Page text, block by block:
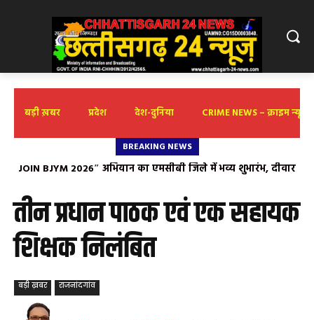
बड़ी ख़बर प्रदेश देश-दुनिया CRIME NEWS – क्राइम न्यूज़
BREAKING NEWS
JOIN BJYM 2026″ अभियान का एमसीबी जिले में भव्य शुभारंभ, दीवार
तीन प्रधान पाठक एवं एक सहायक
शिक्षक निलंबित
बड़ी ख़बर राजनांदगांव